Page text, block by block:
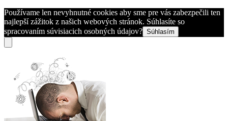
Používame len nevyhnutné cookies aby sme pre vás zabezpečili ten
najlepší zážitok z našich webových stránok. Súhlasíte so
spracovaním súvisiacich osobných údajov? Súhlasím